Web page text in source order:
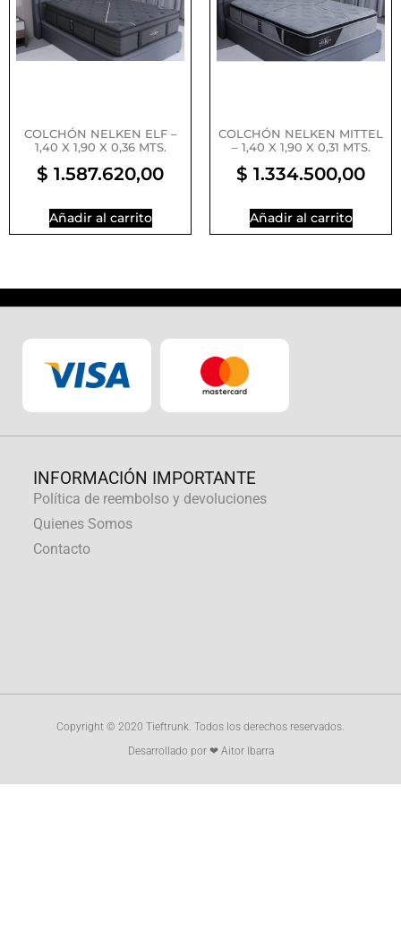
COLCHÓN NELKEN ELF –
1,40 X 1,90 X 0,36 MTS.
$ 1.587.620,00
Añadir al carrito
COLCHÓN NELKEN MITTEL
– 1,40 X 1,90 X 0,31 MTS.
$ 1.334.500,00
Añadir al carrito
INFORMACIÓN IMPORTANTE
Política de reembolso y devoluciones
Quienes Somos
Contacto
Copyright © 2020 Tieftrunk. Todos los derechos reservados.
Desarrollado por ❤ Aitor Ibarra